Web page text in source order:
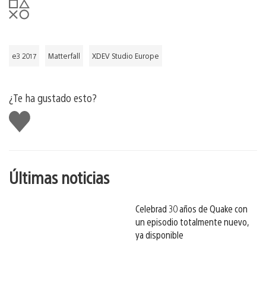
e3 2017 Matterfall XDEV Studio Europe
¿Te ha gustado esto?
Me
gusta
Últimas noticias
Celebrad 30 años de Quake con
un episodio totalmente nuevo,
ya disponible